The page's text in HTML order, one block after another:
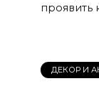
проявить
ДЕКОР И